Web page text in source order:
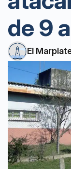
de 9
El